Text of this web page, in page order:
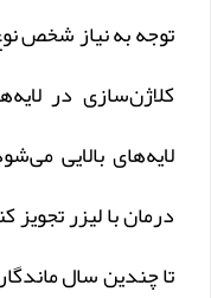
توجه به نیاز شخص
کلاژن‌سازی در
لایه‌های بالایی
درمان با لیزر تجویز
تا چندین سال